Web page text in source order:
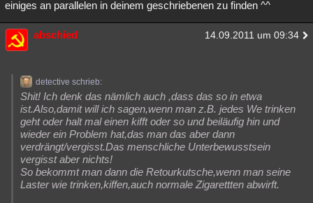
einiges an parallelen in deinem geschriebenen zu finden ^^
abschied 14.09.2011 um 09:34
detective schrieb:
Shit! Ich denk das nämlich auch ,dass das so in etwa
ist.Also,damit will ich sagen,wenn man z.B. jedes We trinken
geht oder halt mal einen kifft oder so und beiläufig hin und
wieder ein Problem hat,das man das aber dann
verdrängt/vergisst.Das menschliche Unterbewusstsein
vergisst aber nichts!
So bekommt man dann die Retourkutsche,wenn man seine
Laster wie trinken,kiffen,auch normale Zigarettten abwirft.